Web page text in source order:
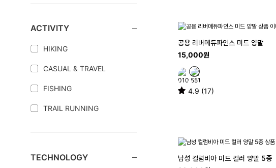
ACTIVITY
HIKING
CASUAL & TRAVEL
FISHING
TRAIL RUNNING
TECHNOLOGY
공용 리버메듀파인스 미드 양말
15,000원
4.9 (17)
남성 컬럼비아 미드 컬러 양말 5종